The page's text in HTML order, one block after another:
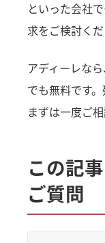
といった会社
求をご検討くだ
アディーレな
でも無料です
まずは一度ご
この記
ご質問